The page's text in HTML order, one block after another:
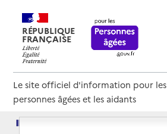
RÉPUBLIQUE
FRANÇAISE
Le site officiel d'information pour les
personnes âgées et les aidants